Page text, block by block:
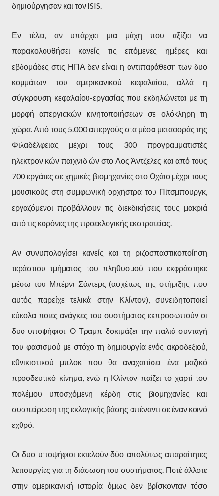
δημιούργησαν και τον ISIS.
Εν τέλει, αν υπάρχει μια μάχη που αξίζει να
παρακολουθήσει κανείς τις επόμενες ημέρες και
εβδομάδες στις ΗΠΑ δεν είναι η αντιπαράθεση των δυο
κομμάτων του αμερικανικού κεφαλαίου, αλλά η
σύγκρουση κεφαλαίου-εργασίας που εκδηλώνεται με τη
μορφή απεργιακών κινητοποιήσεων σε ολόκληρη τη
χώρα. Από τους 5.000 απεργούς στα μέσα μεταφοράς της
Φιλαδέλφειας μέχρι τους 300 προγραμματιστές
ηλεκτρονικών παιχνιδιών στο Λος Άντζελες και από τους
700 εργάτες σε χημικές βιομηχανίες στο Οχάιο μέχρι τους
μουσικούς στη συμφωνική ορχήστρα του Πίτσμπουργκ,
εργαζόμενοι προβάλλουν τις διεκδικήσεις τους μακριά
από τις κορόνες της προεκλογικής εκστρατείας.
Αν συνυπολογίσει κανείς και τη ριζοσπαστικοποίηση
τεράστιου τμήματος του πληθυσμού που εκφράστηκε
μέσω του Μπέρνι Σάντερς (ασχέτως της στήριξης που
αυτός παρείχε τελικά στην Κλίντον), συνειδητοποιεί
εύκολα ποιες ανάγκες του συστήματος εκπροσωπούν οι
δυο υποψήφιοι. Ο Τραμπ δοκιμάζει την παλιά συνταγή
του φασισμού με στόχο τη δημιουργία ενός ακροδεξιού,
εθνικιστικού μπλοκ που θα αναχαιτίσει ένα μαζικό
προοδευτικό κίνημα, ενώ η Κλίντον παίζει το χαρτί του
πολέμου υποσχόμενη κέρδη στις βιομηχανίες και
συσπείρωση της εκλογικής βάσης απέναντι σε έναν κοινό
εχθρό.
Οι δυο υποψήφιοι εκτελούν δύο απολύτως απαραίτητες
λειτουργίες για τη διάσωση του συστήματος. Ποτέ άλλοτε
στην αμερικανική ιστορία όμως δεν βρίσκονταν τόσο